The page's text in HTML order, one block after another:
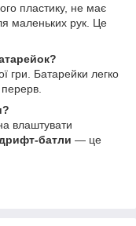
пластику, не має
маленьких рук. Це
гри. Батарейки легко
влаштувати
батли — це